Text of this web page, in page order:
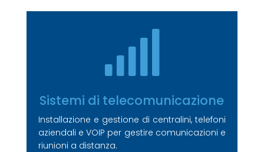

Sistemi di telecomunicazione
Installazione e gestione di centralini, telefoni
aziendali e VOIP per gestire comunicazioni e
riunioni a distanza.